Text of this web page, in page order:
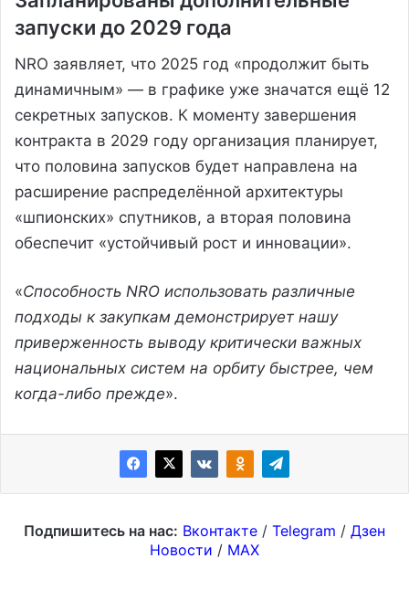
запуски до 2029 года
NRO заявляет, что 2025 год «продолжит быть
динамичным» — в графике уже значатся ещё 12
секретных запусков. К моменту завершения
контракта в 2029 году организация планирует,
что половина запусков будет направлена на
расширение распределённой архитектуры
«шпионских» спутников, а вторая половина
обеспечит «устойчивый рост и инновации».
«Способность NRO использовать различные
подходы к закупкам демонстрирует нашу
приверженность выводу критически важных
национальных систем на орбиту быстрее, чем
когда-либо прежде».
Подпишитесь на нас: Вконтакте / Telegram / Дзен
Новости / MAX